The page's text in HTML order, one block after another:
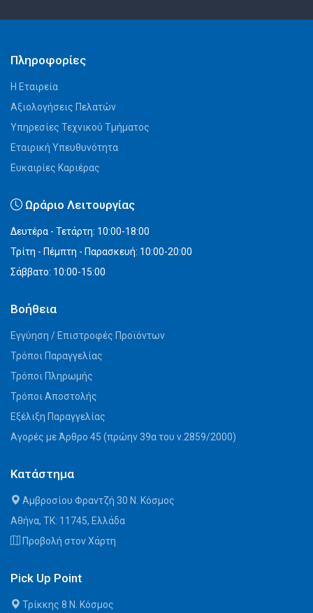
Πληροφορίες
Η Εταιρεία
Αξιολογήσεις Πελατών
Υπηρεσίες Τεχνικού Τμήματος
Εταιρική Υπευθυνότητα
Ευκαιρίες Καριέρας
Ωράριο Λειτουργίας
Δευτέρα - Τετάρτη: 10:00-18:00
Τρίτη - Πέμπτη - Παρασκευή: 10:00-20:00
Σάββατο: 10:00-15:00
Βοήθεια
Εγγύηση / Επιστροφές Προϊόντων
Τρόποι Παραγγελίας
Τρόποι Πληρωμής
Τρόποι Αποστολής
Εξέλιξη Παραγγελίας
Αγορές με Άρθρο 45 (πρώην 39α του ν.2859/2000)
Κατάστημα
Αμβροσίου Φραντζή 30 Ν. Κόσμος
Αθήνα, ΤΚ: 11745, Ελλάδα
Προβολή στον Χάρτη
Pick Up Point
Τρίκκης 8 Ν. Κόσμος